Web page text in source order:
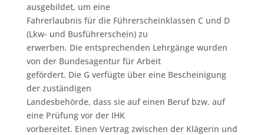
ausgebildet, um eine
Fahrerlaubnis für die Führerscheinklassen C und D
(Lkw- und Busführerschein) zu
erwerben. Die entsprechenden Lehrgänge wurden
von der Bundesagentur für Arbeit
gefördert. Die G verfügte über eine Bescheinigung
der zuständigen
Landesbehörde, dass sie auf einen Beruf bzw. auf
eine Prüfung vor der IHK
vorbereitet. Einen Vertrag zwischen der Klägerin und